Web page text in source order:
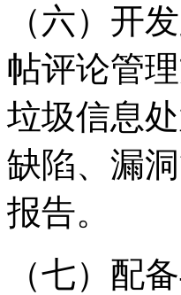
（六）开
帖评论管
垃圾信息
缺陷、漏
报告。
（七）配